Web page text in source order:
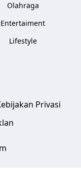
Olahraga
Entertaiment
Lifestyle
Privasi